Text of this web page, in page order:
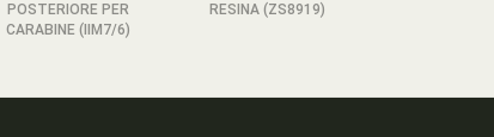
POSTERIORE PER
CARABINE (IIM7/6)
RESINA (ZS8919)